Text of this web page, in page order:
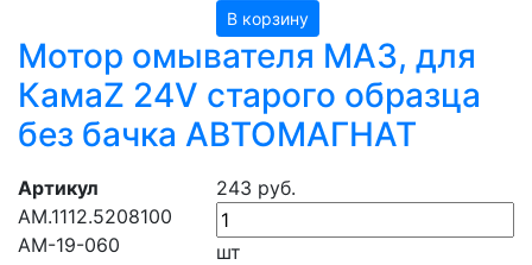
В корзину
Мотор омывателя МАЗ, для
КамаZ 24V старого образца
без бачка АВТОМАГНАТ
Артикул
АМ.1112.5208100
АМ-19-060
243 руб.
шт